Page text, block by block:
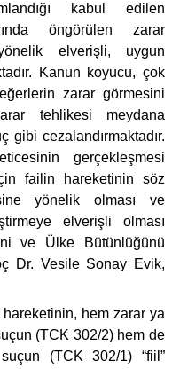
kabul edilen
öngörülen zarar
elverişli, uygun
Kanun koyucu, çok
zarar görmesini
tehlikesi meydana
gibi cezalandırmaktadır.
gerçekleşmesi
failin hareketinin söz
yönelik olması ve
elverişli olması
ve Ülke Bütünlüğünü
Dr. Vesile Sonay Evik,
hem zarar ya
(TCK 302/2) hem de
(TCK 302/1) “fiil”